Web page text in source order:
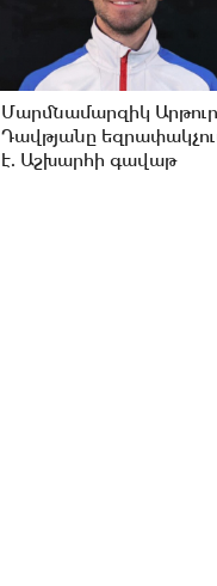
Մարմնամարզիկ Արթուր
Դավթյանը
է. Աշխարհի գավաթ